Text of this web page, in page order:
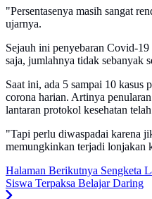
"Persentasenya masih sangat
ujarnya.
Sejauh ini penyebaran Covid-
saja, jumlahnya tidak sebanyak
Saat ini, ada 5 sampai 10 kasus
corona harian. Artinya
lantaran protokol kesehatan
"Tapi perlu diwaspadai karena
memungkinkan terjadi lonjakan
Halaman Berikutnya Sengketa
Siswa Terpaksa Belajar Daring